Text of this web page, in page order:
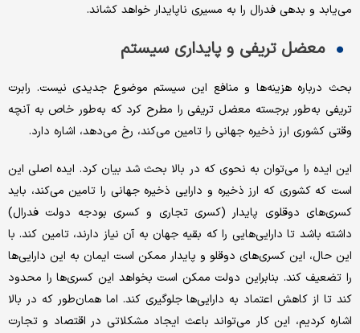
می‌یابد و بدهی فدرال را به مسیری ناپایدار خواهد کشاند.
معضل تریفی و پایداری سیستم
بحث درباره هزینه‌ها و منافع این سیستم موضوع جدیدی نیست. رابرت
تریفی به‌طور برجسته معضل تریفی را مطرح کرد که به‌طور خاص به آنچه
وقتی کشوری ارز ذخیره جهانی را تامین می‌کند، رخ می‌دهد، اشاره دارد.
این ایده را می‌توان به نحوی که در بالا بحث شد بیان کرد. ایده اصلی این
است که کشوری که ارز ذخیره و دارایی ذخیره جهانی را تامین می‌کند، باید
کسری‌های دوقلوی پایدار (کسری تجاری و کسری بودجه دولت فدرال)
داشته باشد تا دارایی‌هایی را که بقیه جهان به آن نیاز دارند، تامین کند. با
این حال، این کسری‌های دوقلو و پایدار ممکن است ایمان به این دارایی‌ها
را تضعیف کند. بنابراین دولت ممکن است بخواهد این کسری‌ها را محدود
کند تا از کاهش اعتماد به دارایی‌ها جلوگیری کند. اما همان‌طور که در بالا
اشاره کردیم، این کار می‌تواند باعث ایجاد مشکلاتی در اقتصاد و تجارت